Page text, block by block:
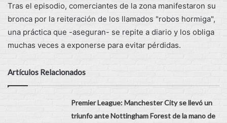
Tras el episodio, comerciantes de la zona manifestaron su
bronca por la reiteración de los llamados "robos hormiga",
una práctica que -aseguran- se repite a diario y los obliga
muchas veces a exponerse para evitar pérdidas.
Artículos Relacionados
Premier League: Manchester City se llevó un
triunfo ante Nottingham Forest de la mano de